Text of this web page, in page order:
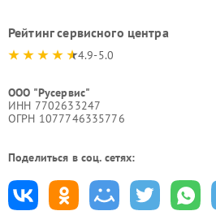
Рейтинг сервисного центра
4.9-5.0
ООО "Русервис"
ИНН 7702633247
ОГРН 1077746335776
Поделиться в соц. сетях: